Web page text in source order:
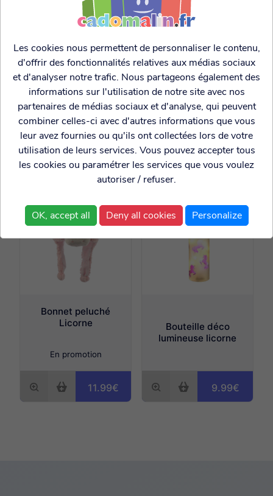
Désodorisant
automobile fruits
rouges
1.50€
Verre avec paille
Licorne
4.99€
Bonnet peluché
Licorne
En promotion
11.99€
Bouteille déco
lumineuse licorne
9.99€
Les cookies nous permettent de personnaliser le contenu,
d'offrir des fonctionnalités relatives aux médias sociaux
et d'analyser notre trafic. Nous partageons également des
informations sur l'utilisation de notre site avec nos
partenaires de médias sociaux et d'analyse, qui peuvent
combiner celles-ci avec d'autres informations que vous
leur avez fournies ou qu'ils ont collectées lors de votre
utilisation de leurs services. Vous pouvez accepter tous
les cookies ou paramétrer les services que vous voulez
autoriser / refuser.
OK, accept all Deny all cookies Personalize